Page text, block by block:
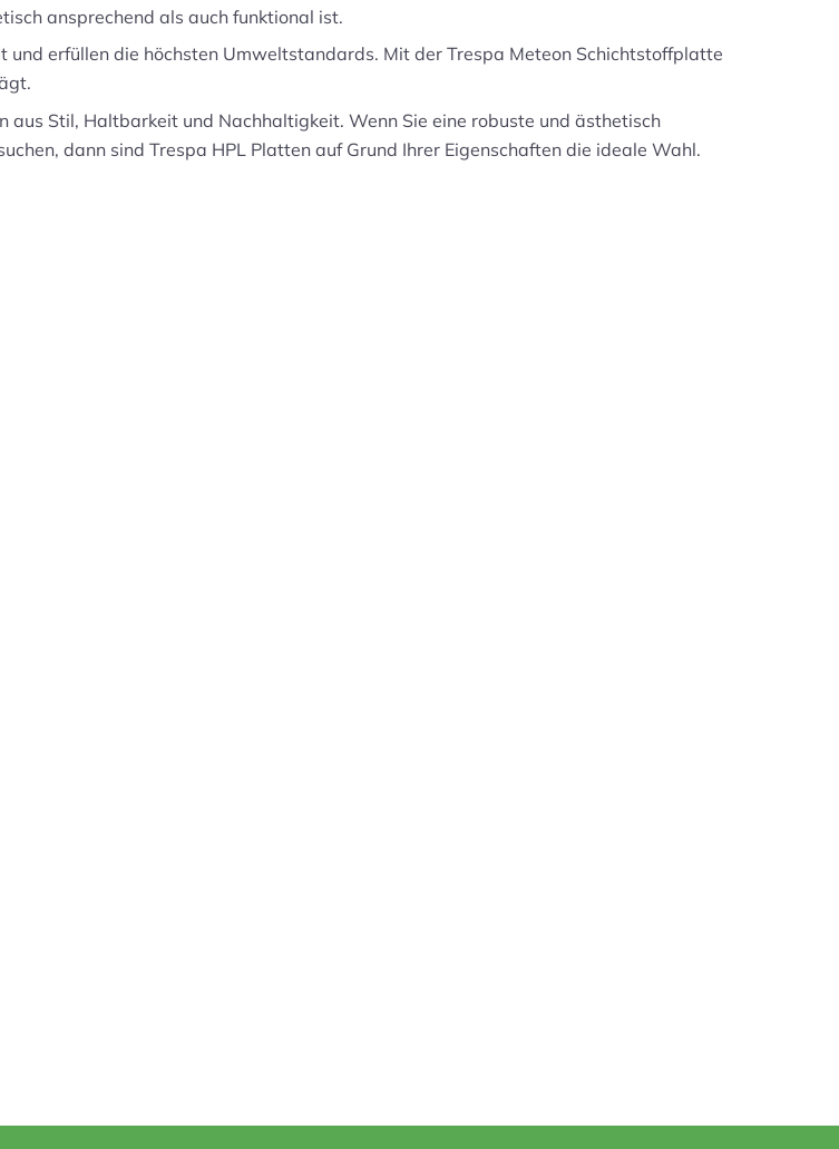
ansprechend als auch funktional ist.
erfüllen die höchsten Umweltstandards. Mit der Trespa Meteon Schichtstoffplatte
aus Stil, Haltbarkeit und Nachhaltigkeit. Wenn Sie eine robuste und ästhetisch
dann sind Trespa HPL Platten auf Grund Ihrer Eigenschaften die ideale Wahl.